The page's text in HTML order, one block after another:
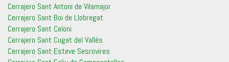
Cerrajero Sant Antoni de Vilamajor
Cerrajero Sant Boi de Llobregat
Cerrajero Sant Celoni
Cerrajero Sant Cugat del Vallès
Cerrajero Sant Esteve Sesrovires